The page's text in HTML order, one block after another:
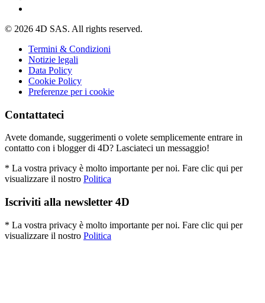
© 2026 4D SAS. All rights reserved.
Termini & Condizioni
Notizie legali
Data Policy
Cookie Policy
Preferenze per i cookie
Contattateci
Avete domande, suggerimenti o volete semplicemente entrare in
contatto con i blogger di 4D? Lasciateci un messaggio!
* La vostra privacy è molto importante per noi. Fare clic qui per
visualizzare il nostro Politica
Iscriviti alla newsletter 4D
* La vostra privacy è molto importante per noi. Fare clic qui per
visualizzare il nostro Politica